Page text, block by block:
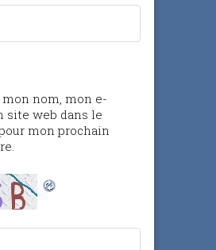
nom, mon e-
site web dans le
mon prochain